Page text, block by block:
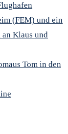
(FEM) und ein
an Klaus und
Tom in den